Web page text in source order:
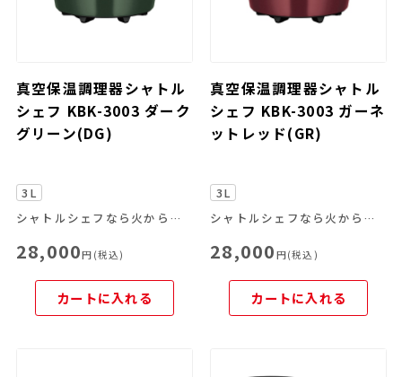
真空保温調理器シャトル
シェフ KBK-3003 ダーク
グリーン(DG)
3L
シャトルシェフなら火からおろして、あとはおまかせ。
28,000円(税込)
カートに入れる
真空保温調理器シャトル
シェフ KBK-3003 ガーネ
ットレッド(GR)
3L
シャトルシェフなら火からおろして、あとはおまかせ。
28,000 円(税込)
カートに入れる